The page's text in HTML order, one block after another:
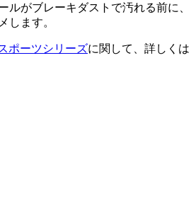
ルがブレーキダストで汚れる前に、
します。
ポーツシリーズに関して、詳しくは